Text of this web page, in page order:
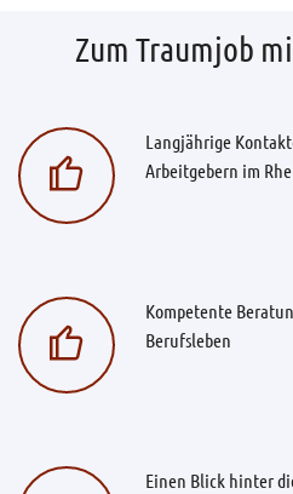
Zum Traumjob
Langjährige
Arbeitgebern im
Kompetente
Berufsleben
Einen Blick hinter